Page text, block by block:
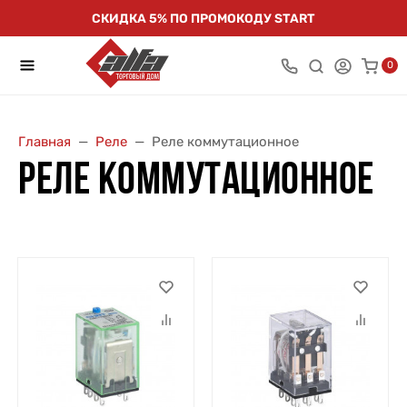
СКИДКА 5% ПО ПРОМОКОДУ START
0
Главная Реле Реле коммутационное
РЕЛЕ КОММУТАЦИОННОЕ